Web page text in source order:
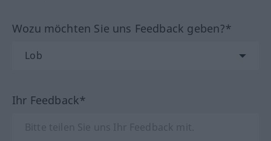
Wozu möchten Sie uns Feedback geben?*
Ihr Feedback*